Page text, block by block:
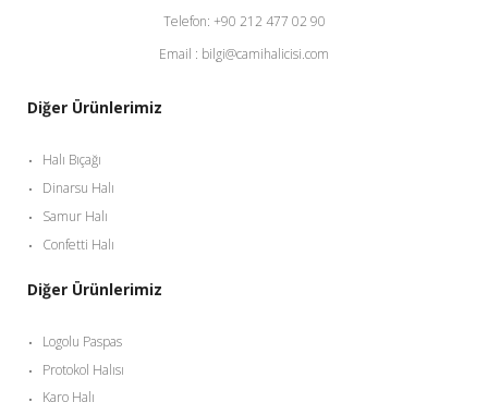
Telefon: +90 212 477 02 90
Email : bilgi@camihalicisi.com
Diğer Ürünlerimiz
Halı Bıçağı
Dinarsu Halı
Samur Halı
Confetti Halı
Diğer Ürünlerimiz
Logolu Paspas
Protokol Halısı
Karo Halı